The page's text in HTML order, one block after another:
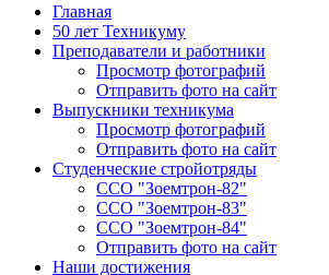
Главная
50 лет Техникуму
Преподаватели и работники
Просмотр фотографий
Отправить фото на сайт
Выпускники техникума
Просмотр фотографий
Отправить фото на сайт
Студенческие стройотряды
ССО "Зоемтрон-82"
ССО "Зоемтрон-83"
ССО "Зоемтрон-84"
Отправить фото на сайт
Наши достижения